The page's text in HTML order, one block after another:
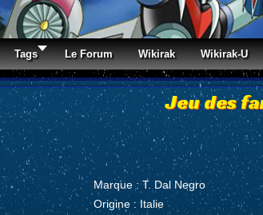
Tags Le Forum Wikirak Wikirak-U
Jeu des
Marque : T. Dal Negro
Origine : Italie